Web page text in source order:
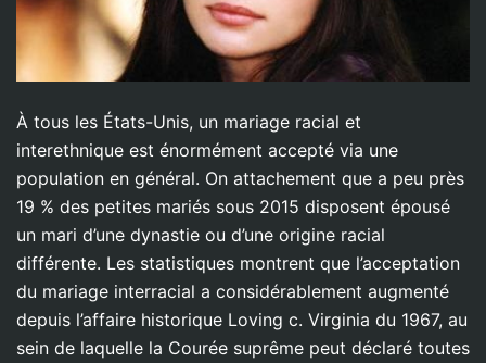
À tous les États-Unis, un mariage racial et
interethnique est énormément accepté via une
population en général. On attachement que a peu près
19 % des petites mariés sous 2015 disposent épousé
un mari d’une dynastie ou d’une origine racial
différente. Les statistiques montrent que l’acceptation
du mariage interracial a considérablement augmenté
depuis l’affaire historique Loving c. Virginia du 1967, au
sein de laquelle la Courée suprême peut déclaré toutes